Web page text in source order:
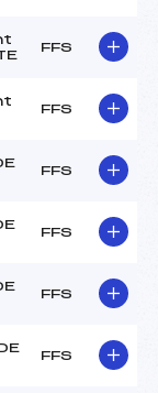
FFS
FFS
FFS
FFS
FFS
FFS